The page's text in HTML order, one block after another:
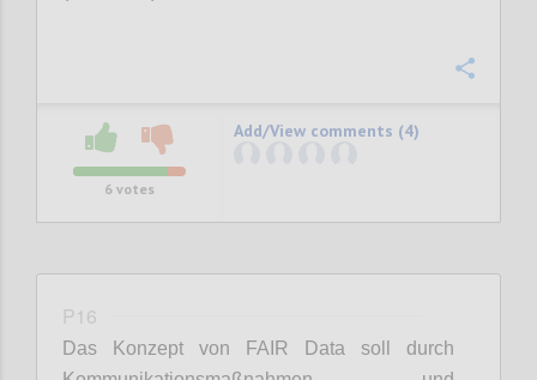
6 votes
Add/View comments (4)
P16
Das Konzept von FAIR Data soll durch